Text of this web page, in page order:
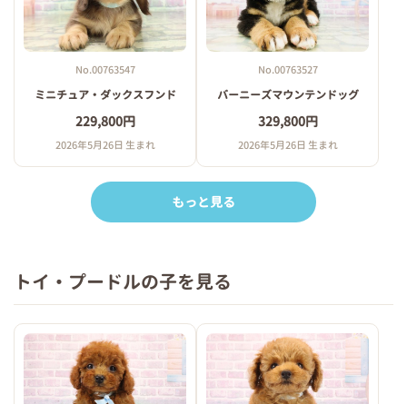
No.00763547
ミニチュア・ダックスフンド
229,800円
2026年5月26日 生まれ
No.00763527
バーニーズマウンテンドッグ
329,800円
2026年5月26日 生まれ
もっと見る
トイ・プードルの子を見る